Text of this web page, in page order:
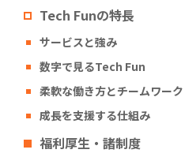
Tech Funの特長
サービスと強み
数字で見るTech Fun
柔軟な働き方とチームワーク
成長を支援する仕組み
福利厚生・諸制度